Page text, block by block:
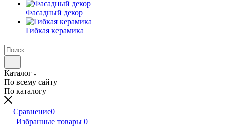
Фасадный декор
Гибкая керамика
Каталог
По всему сайту
По каталогу
Сравнение0
Избранные товары 0